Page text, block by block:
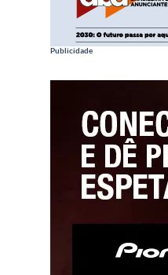
Publicidade